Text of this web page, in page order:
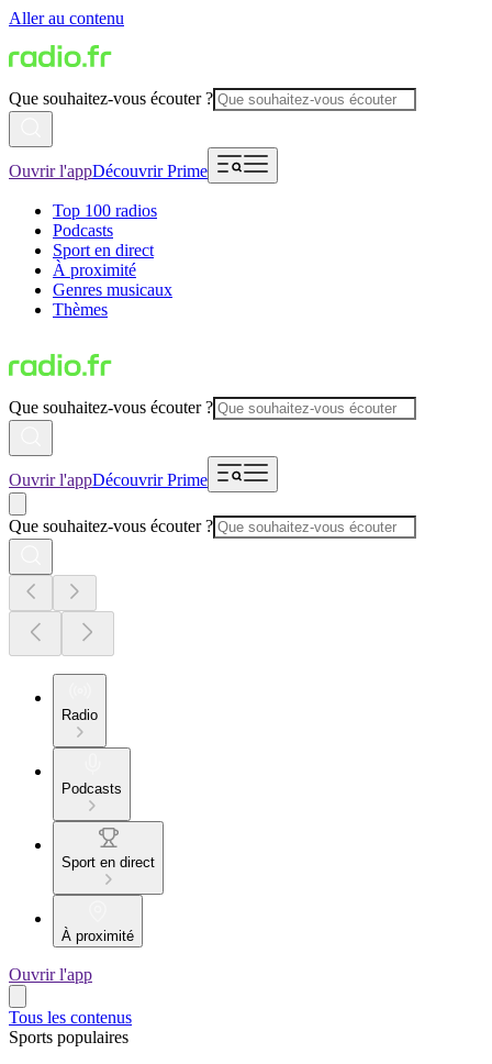
Aller au contenu
Que souhaitez-vous écouter ?
Ouvrir l'appDécouvrir Prime
Top 100 radios
Podcasts
Sport en direct
À proximité
Genres musicaux
Thèmes
Que souhaitez-vous écouter ?
Ouvrir l'appDécouvrir Prime
Que souhaitez-vous écouter ?
Radio
Podcasts
Sport en direct
À proximité
Ouvrir l'app
Tous les contenus
Sports populaires